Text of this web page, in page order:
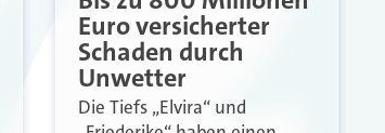
Euro versicherter
Schaden durch
Unwetter
Die Tiefs „Elvira“ und